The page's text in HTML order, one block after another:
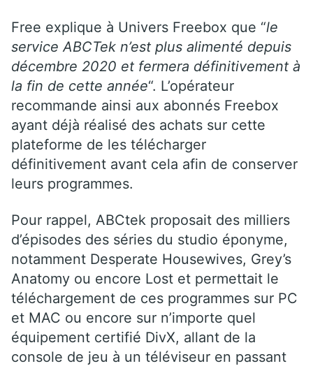
Free explique à Univers Freebox que “le
service ABCTek n’est plus alimenté depuis
décembre 2020 et fermera définitivement à
la fin de cette année“. L’opérateur
recommande ainsi aux abonnés Freebox
ayant déjà réalisé des achats sur cette
plateforme de les télécharger
définitivement avant cela afin de conserver
leurs programmes.
Pour rappel, ABCtek proposait des milliers
d’épisodes des séries du studio éponyme,
notamment Desperate Housewives, Grey’s
Anatomy ou encore Lost et permettait le
téléchargement de ces programmes sur PC
et MAC ou encore sur n’importe quel
équipement certifié DivX, allant de la
console de jeu à un téléviseur en passant